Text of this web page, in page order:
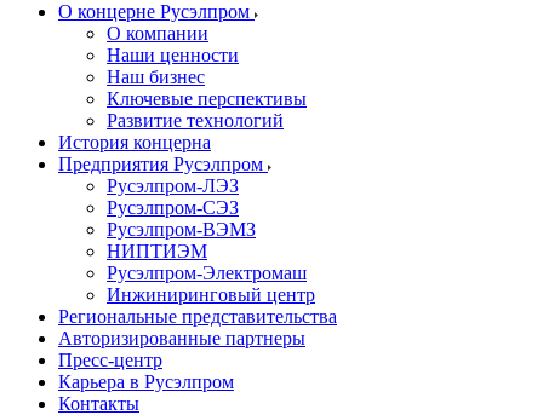
О концерне Русэлпром
О компании
Наши ценности
Наш бизнес
Ключевые перспективы
Развитие технологий
История концерна
Предприятия Русэлпром
Русэлпром-ЛЭЗ
Русэлпром-СЭЗ
Русэлпром-ВЭМЗ
НИПТИЭМ
Русэлпром-Электромаш
Инжиниринговый центр
Региональные представительства
Авторизированные партнеры
Пресс-центр
Карьера в Русэлпром
Контакты